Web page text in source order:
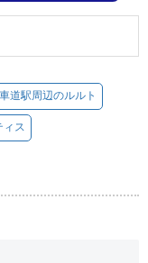
車道駅周辺のルルト
ィス